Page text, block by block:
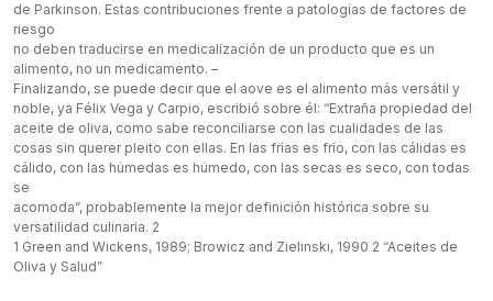
de Parkinson. Estas contribuciones frente a patologías de factores de
riesgo
no deben traducirse en medicalización de un producto que es un
alimento, no un medicamento. –
Finalizando, se puede decir que el aove es el alimento más versátil y
noble, ya Félix Vega y Carpio, escribió sobre él: “Extraña propiedad del
aceite de oliva, como sabe reconciliarse con las cualidades de las
cosas sin querer pleito con ellas. En las frías es frío, con las cálidas es
cálido, con las húmedas es húmedo, con las secas es seco, con todas
se
acomoda”, probablemente la mejor definición histórica sobre su
versatilidad culinaria. 2
1 Green and Wickens, 1989; Browicz and Zielinski, 1990 2 “Aceites de
Oliva y Salud”